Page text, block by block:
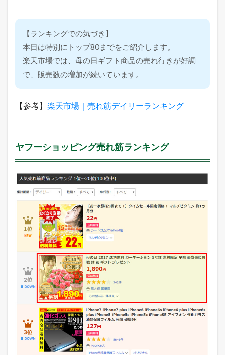
【ランキングでの気づき】
本日は特別にトップ80までをご紹介します。
楽天市場では、母の日ギフト商品の売れ行きが好調
で、販売数の増加が続いています。
【参考】 楽天市場｜売れ筋デイリーランキング
ヤフーショッピング売れ筋ランキング